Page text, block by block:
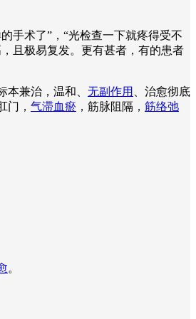
手术了”，“光检查一下就疼得受不
且极易复发。更有甚者，有的患者
兼治，温和、 无副作用
、治愈彻底
门， 气滞血瘀 ，筋脉阻隔， 筋络弛
。